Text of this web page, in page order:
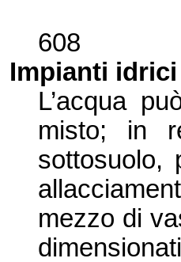
608
Impianti idrici
L’acqua
misto; in
sottosuolo,
mezzo di